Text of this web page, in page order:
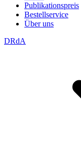
Publikationspreis
Bestellservice
Über uns
DRdA